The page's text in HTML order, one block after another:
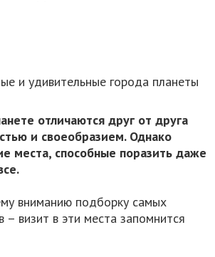
отличаются друг от друга
и своеобразием. Однако
места, способные поразить даже
.
вниманию подборку самых
– визит в эти места запомнится